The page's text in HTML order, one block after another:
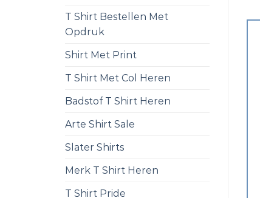
T Shirt Bestellen Met
Opdruk
Shirt Met Print
T Shirt Met Col Heren
Badstof T Shirt Heren
Arte Shirt Sale
Slater Shirts
Merk T Shirt Heren
T Shirt Pride